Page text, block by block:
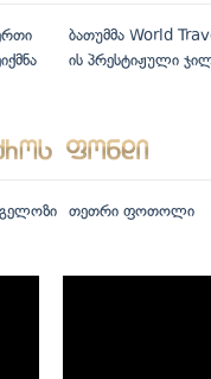
ბათუმმა World
ის პრესტიჟული
თეთრი ფოთოლი